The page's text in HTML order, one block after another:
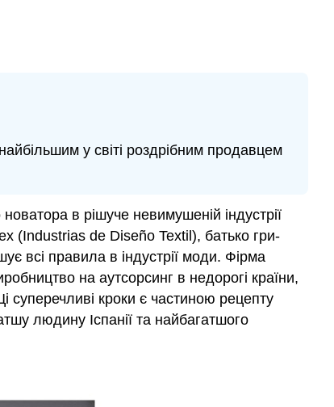
у світі роздрібним продавцем
в рішуче невимушеній індустрії
(Industrias de Diseño Textil), батько гри-
всі правила в індустрії моди. Фірма
на аутсорсинг в недорогі країни,
суперечливі кроки є частиною рецепту
людину Іспанії та найбагатшого